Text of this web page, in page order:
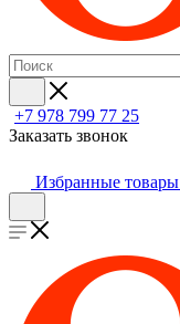
+7 978 799 77 25
Заказать звонок
Избранные товары